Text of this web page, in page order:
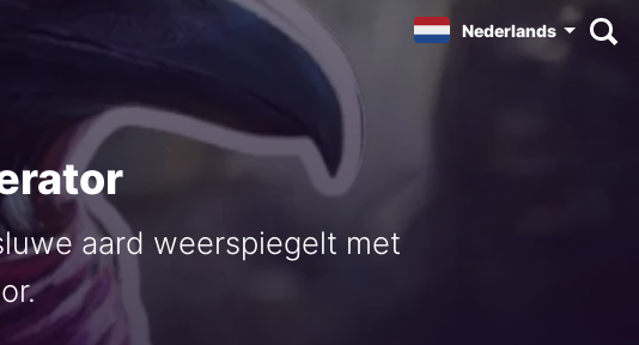
Nederlands
aard weerspiegelt met